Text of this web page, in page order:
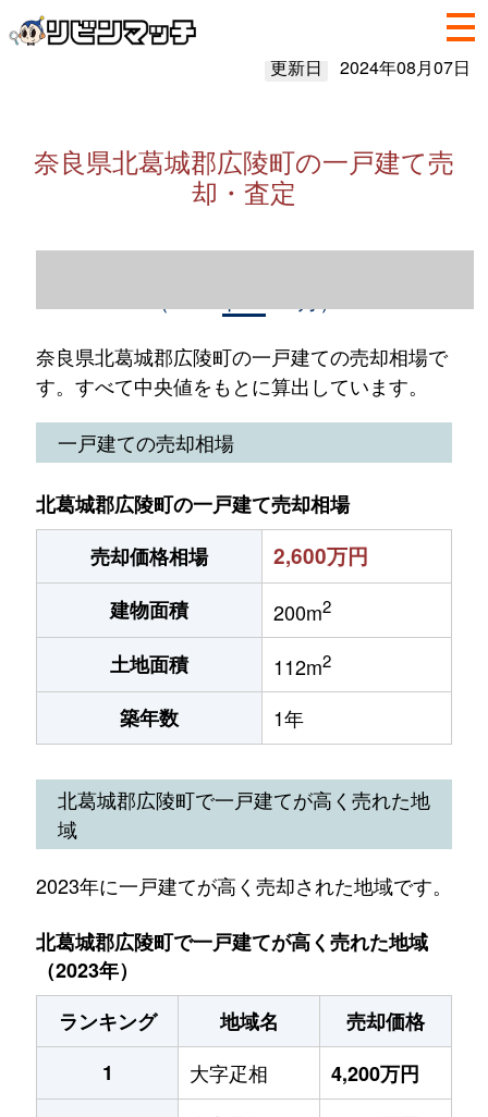
更新日 2024年08月07日
奈良県北葛城郡広陵町の一戸建て売
却・査定
奈良県北葛城郡広陵町の一戸建ての売却相場で
す。すべて中央値をもとに算出しています。
一戸建ての売却相場
北葛城郡広陵町の一戸建て売却相場
売却価格相場
2,600万円
建物面積 200m2
土地面積 112m2
築年数 1年
北葛城郡広陵町で一戸建てが高く売れた地
域
2023年に一戸建てが高く売却された地域です。
北葛城郡広陵町で一戸建てが高く売れた地域
（2023年）
ランキング
地域名
売却価格
1
大字疋相
4,200万円